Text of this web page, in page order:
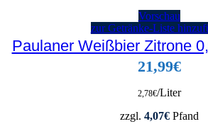
Vorschau
zur Getränke-Liste
Paulaner Weißbier Zitrone
21,99€
2,78€/Liter
zzgl. 4,07€Pfand